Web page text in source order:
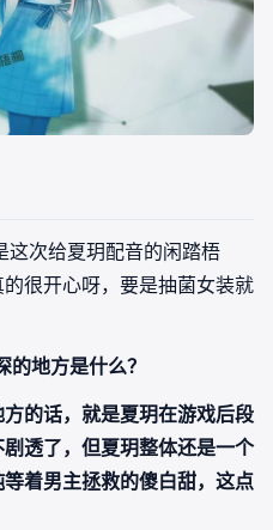
次给夏玥配音的闲踏梧
很开心呀，要是抽菌女装就
地方是什么？
的话，就是夏玥在游戏后段
透了，但夏玥整体还是一个
着男主拯救的傻白甜，这点